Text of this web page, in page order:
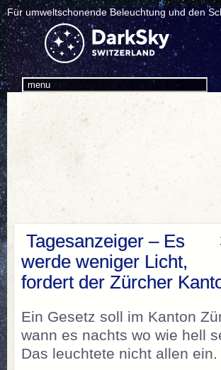
Für umweltschonende Beleuchtung und den
menu
Tagesanzeiger – Es
werde weniger Licht,
fordert der Zürcher
Ein Gesetz soll im Kanton
wann es nachts wo wie hell
Das leuchtete nicht allen ein.